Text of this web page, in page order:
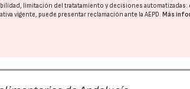
limitación del tratatamiento y decisiones automatizadas:
vigente, puede presentar reclamación ante laAEPD. Más